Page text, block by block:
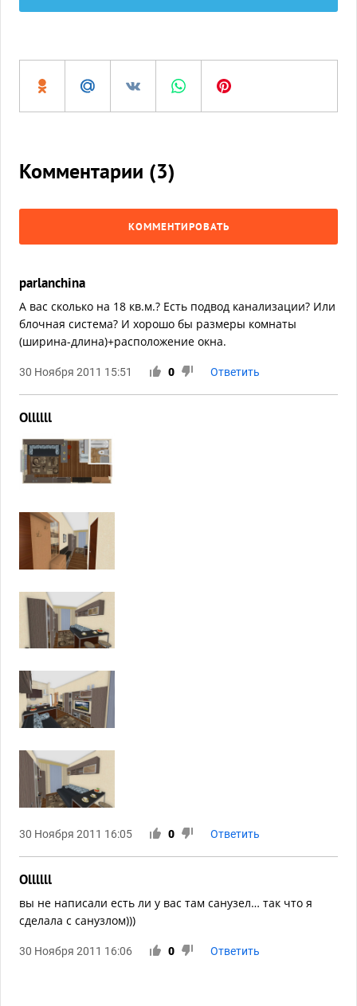
Комментарии (3)
КОММЕНТИРОВАТЬ
parlanchina
А вас сколько на 18 кв.м.? Есть подвод канализации? Или
блочная система? И хорошо бы размеры комнаты
(ширина-длина)+расположение окна.
30 Ноября 2011 15:51 0 Ответить
Ollllll
30 Ноября 2011 16:05 0 Ответить
Ollllll
вы не написали есть ли у вас там санузел… так что я
сделала с санузлом)))
30 Ноября 2011 16:06 0 Ответить